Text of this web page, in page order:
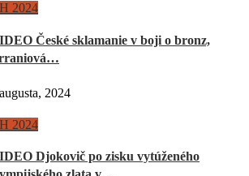
2024
České sklamanie v boji o bronz,
2024
2024
Djokovič po zisku vytúženého